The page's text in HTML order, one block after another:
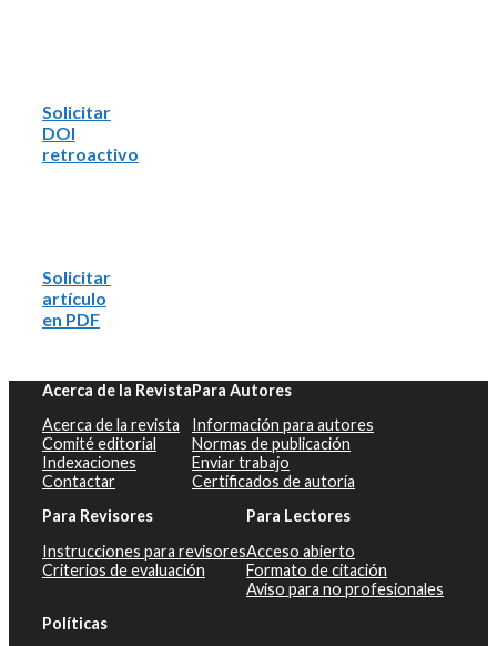
Solicitar
DOI
retroactivo
Solicitar
artículo
en PDF
Acerca de la Revista
Acerca de la revista
Comité editorial
Indexaciones
Contactar
Para Autores
Información para autores
Normas de publicación
Enviar trabajo
Certificados de autoría
Para Revisores
Instrucciones para revisores
Criterios de evaluación
Para Lectores
Acceso abierto
Formato de citación
Aviso para no profesionales
Políticas